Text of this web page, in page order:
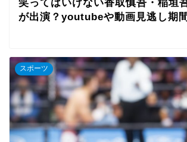
笑ってはいけない香取慎吾・稲垣
が出演？youtubeや動画見逃し期
スポーツ